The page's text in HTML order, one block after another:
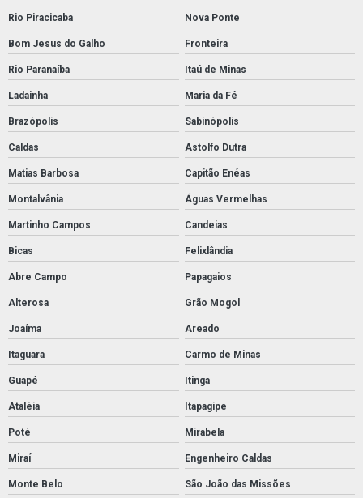
Rio Piracicaba Nova Ponte
Bom Jesus do Galho Fronteira
Rio Paranaíba Itaú de Minas
Ladainha Maria da Fé
Brazópolis Sabinópolis
Caldas Astolfo Dutra
Matias Barbosa Capitão Enéas
Montalvânia Águas Vermelhas
Martinho Campos Candeias
Bicas Felixlândia
Abre Campo Papagaios
Alterosa Grão Mogol
Joaíma Areado
Itaguara Carmo de Minas
Guapé Itinga
Ataléia Itapagipe
Poté Mirabela
Miraí Engenheiro Caldas
Monte Belo São João das Missões